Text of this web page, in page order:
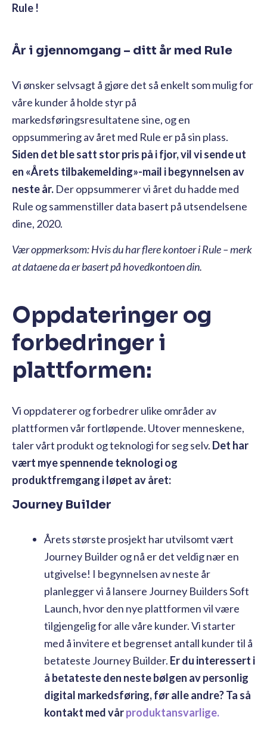
Rule !
År i gjennomgang – ditt år med Rule
Vi ønsker selvsagt å gjøre det så enkelt som mulig for
våre kunder å holde styr på
markedsføringsresultatene sine, og en
oppsummering av året med Rule er på sin plass.
Siden det ble satt stor pris på i fjor, vil vi sende ut
en «Årets tilbakemelding»-mail i begynnelsen av
neste år. Der oppsummerer vi året du hadde med
Rule og sammenstiller data basert på utsendelsene
dine, 2020.
Vær oppmerksom: Hvis du har flere kontoer i Rule – merk
at dataene da er basert på hovedkontoen din.
Oppdateringer og
forbedringer i
plattformen:
Vi oppdaterer og forbedrer ulike områder av
plattformen vår fortløpende. Utover menneskene,
taler vårt produkt og teknologi for seg selv. Det har
vært mye spennende teknologi og
produktfremgang i løpet av året:
Journey Builder
Årets største prosjekt har utvilsomt vært
Journey Builder og nå er det veldig nær en
utgivelse! I begynnelsen av neste år
planlegger vi å lansere Journey Builders Soft
Launch, hvor den nye plattformen vil være
tilgjengelig for alle våre kunder. Vi starter
med å invitere et begrenset antall kunder til å
betateste Journey Builder. Er du interessert i
å betateste den neste bølgen av personlig
digital markedsføring, før alle andre? Ta så
kontakt med vårproduktansvarlige.